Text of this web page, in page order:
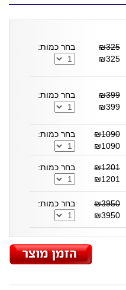
₪325
בחר כמות:
₪399
בחר כמות:
₪1090
בחר כמות:
₪1201
בחר כמות:
₪3950
בחר כמות: